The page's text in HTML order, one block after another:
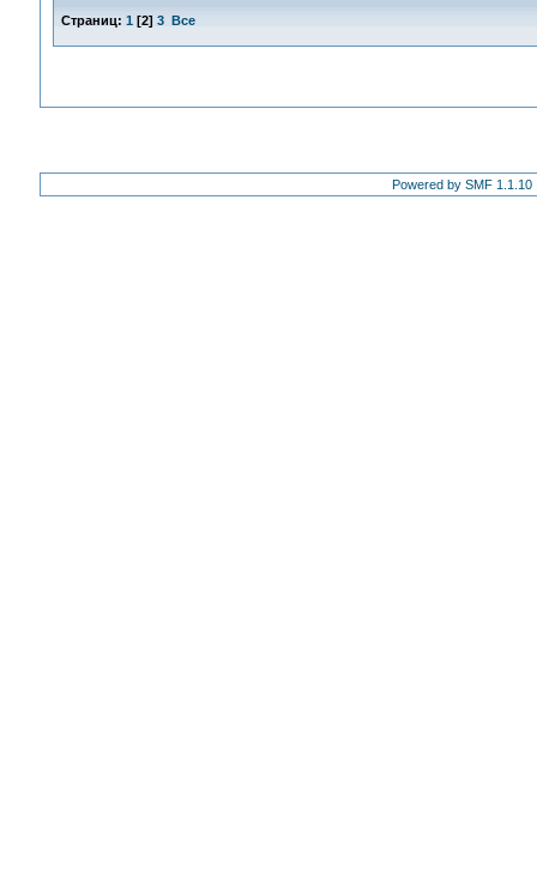
Страниц: 1 [2] 3 Все
Powered by SMF 1.1.10